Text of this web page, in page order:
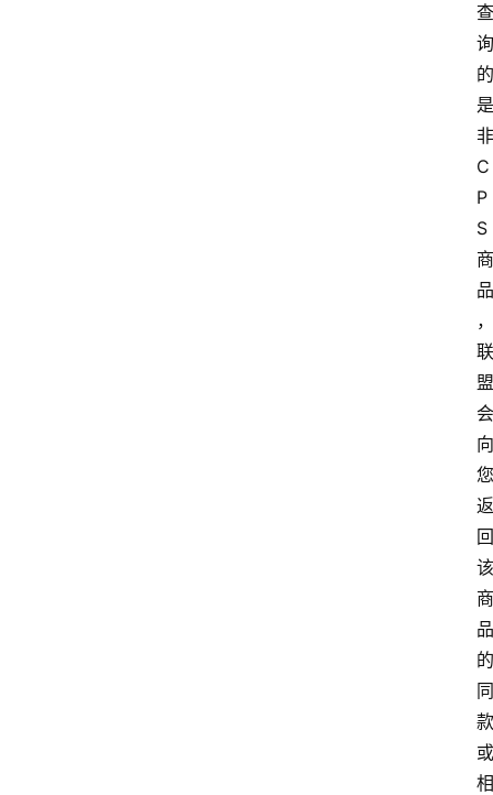
查
询
的
是
非
C
P
S
商
品
，
联
盟
会
向
您
返
回
该
商
品
的
同
款
或
相